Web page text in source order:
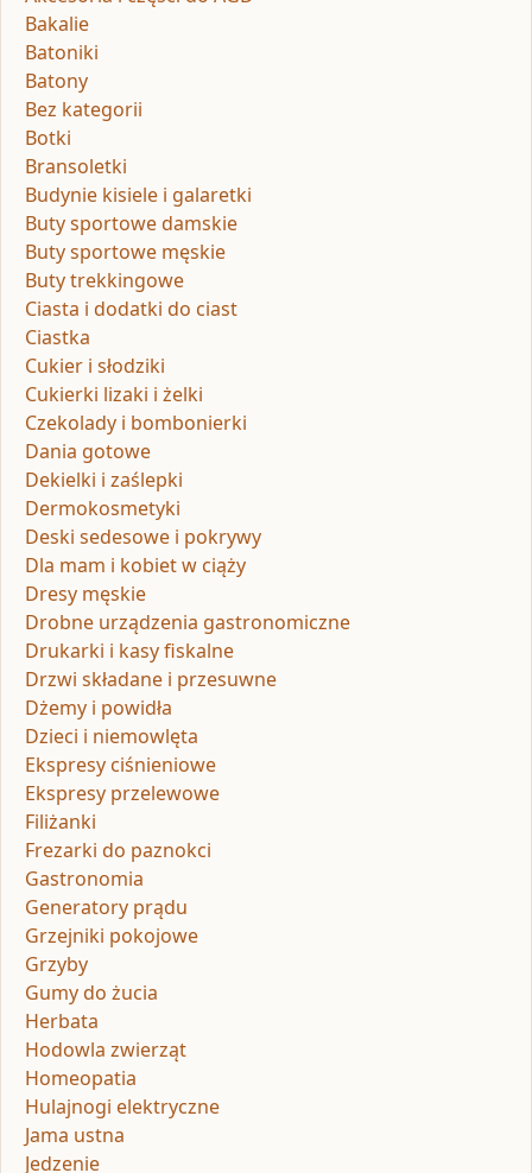
Bakalie
Batoniki
Batony
Bez kategorii
Botki
Bransoletki
Budynie kisiele i galaretki
Buty sportowe damskie
Buty sportowe męskie
Buty trekkingowe
Ciasta i dodatki do ciast
Ciastka
Cukier i słodziki
Cukierki lizaki i żelki
Czekolady i bombonierki
Dania gotowe
Dekielki i zaślepki
Dermokosmetyki
Deski sedesowe i pokrywy
Dla mam i kobiet w ciąży
Dresy męskie
Drobne urządzenia gastronomiczne
Drukarki i kasy fiskalne
Drzwi składane i przesuwne
Dżemy i powidła
Dzieci i niemowlęta
Ekspresy ciśnieniowe
Ekspresy przelewowe
Filiżanki
Frezarki do paznokci
Gastronomia
Generatory prądu
Grzejniki pokojowe
Grzyby
Gumy do żucia
Herbata
Hodowla zwierząt
Homeopatia
Hulajnogi elektryczne
Jama ustna
Jedzenie